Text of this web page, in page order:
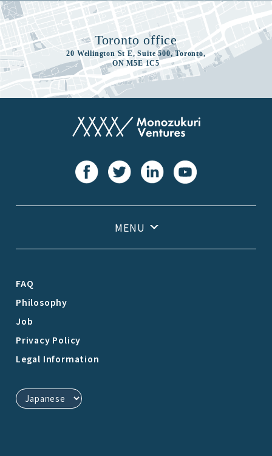
Toronto office
20 Wellington St E, Suite 500, Toronto,
ON M5E 1C5
FAQ
Philosophy
Job
Privacy Policy
Legal Information